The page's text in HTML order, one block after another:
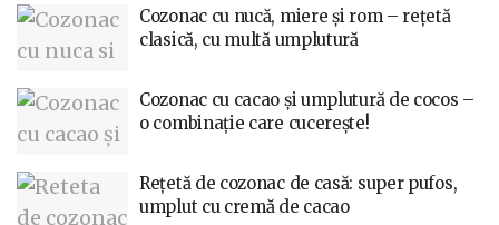
Cozonac cu nucă, miere și rom – rețetă
clasică, cu multă umplutură
Cozonac cu cacao și umplutură de cocos –
o combinație care cucerește!
Rețetă de cozonac de casă: super pufos,
umplut cu cremă de cacao